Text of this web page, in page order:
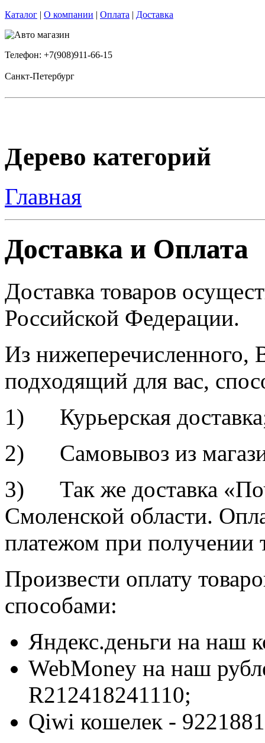
Каталог | О компании | Оплата | Доставка
Телефон: +7(908)911-66-15
Санкт-Петербург
Дерево категорий
Главная
Доставка и Оплата
Доставка товаров
Российской Федерации.
Из
подходящий для вас,
1) Курьерская
2) Самовывоз из
3) Так же доставка
Смоленской области.
платежом при получении
Произвести оплату
способами:
Яндекс.деньги на наш
WebMoney на наш
R212418241110;
Qiwi кошелек -